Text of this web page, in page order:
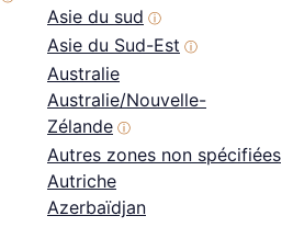
Asie du sud ⓘ
Asie du Sud-Est ⓘ
Australie
Australie/Nouvelle-
Zélande ⓘ
Autres zones non spécifiées
Autriche
Azerbaïdjan